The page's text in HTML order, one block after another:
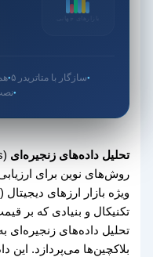
بازارهای جهانی
سازگار با متاتریدر ۵ ●
نصب
تحلیل داده‌های زنجیره‌ای
روش‌های نوین برای
ویژه بازار ارزهای
تکنیکال و بنیادی که بر
تحلیل داده‌های زنجیره‌ای
بلاکچین‌ها می‌پردازد. این